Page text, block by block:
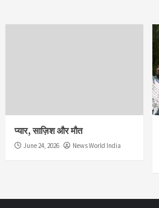
प्यार, साज़िश और मौत
June 24, 2026 News World India